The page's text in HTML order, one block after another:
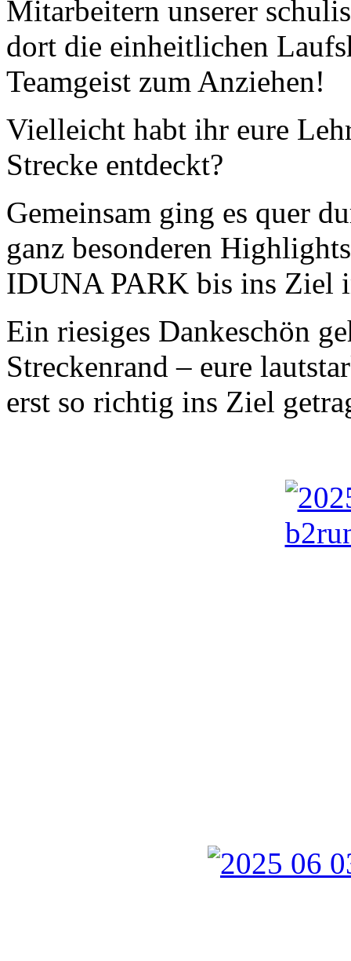
Mitarbeitern unserer
dort die einheitlichen
Teamgeist zum Anziehen!
Vielleicht habt ihr eure
Strecke entdeckt?
Gemeinsam ging es quer
ganz besonderen
IDUNA PARK bis ins Ziel
Ein riesiges Dankeschön
Streckenrand – eure
erst so richtig ins Ziel